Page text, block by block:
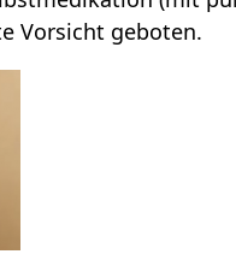
Vorsicht geboten.